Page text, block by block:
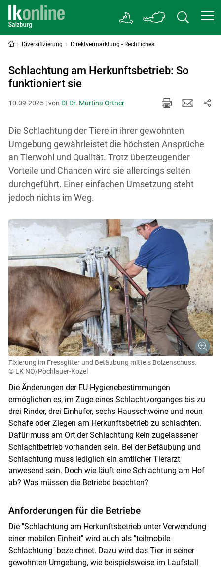
Diversifizierung Direktvermarktung - Rechtliches
Schlachtung am Herkunftsbetrieb: So
funktioniert sie
10.09.2025 | von DI Dr. Martina Ortner
Die Schlachtung der Tiere in ihrer gewohnten
Umgebung gewährleistet die höchsten Ansprüche
an Tierwohl und Qualität. Trotz überzeugender
Vorteile und Chancen wird sie allerdings selten
durchgeführt. Einer einfachen Umsetzung steht
jedoch nichts im Weg.
Fixierung im Fressgitter und Betäubung mittels Bolzenschuss.
© LK NÖ/Pöchlauer-Kozel
Die Änderungen der EU-Hygienebestimmungen
ermöglichen es, im Zuge eines Schlachtvorganges bis zu
drei Rinder, drei Einhufer, sechs Hausschweine und neun
Schafe oder Ziegen am Herkunftsbetrieb zu schlachten.
Dafür muss am Ort der Schlachtung kein zugelassener
Schlachtbetrieb vorhanden sein. Bei der Betäubung und
Schlachtung muss lediglich ein amtlicher Tierarzt
anwesend sein. Doch wie läuft eine Schlachtung am Hof
ab? Was müssen die Betriebe beachten?
Anforderungen für die Betriebe
Die "Schlachtung am Herkunftsbetrieb unter Verwendung
einer mobilen Einheit" wird auch als "teilmobile
Schlachtung" bezeichnet. Dazu wird das Tier in seiner
gewohnten Umgebung, wie beispielsweise im Laufstall